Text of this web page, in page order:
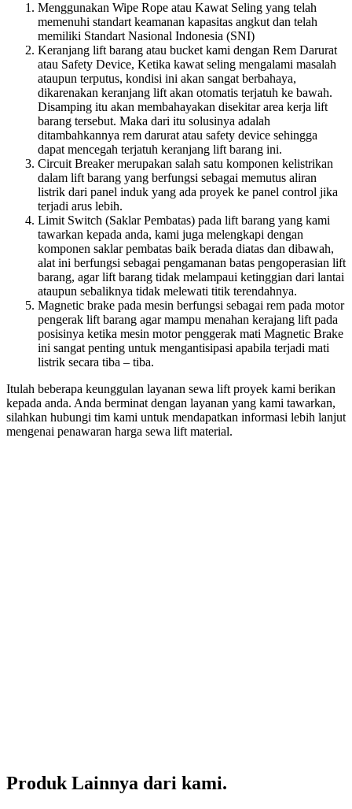
Menggunakan Wipe Rope atau Kawat Seling yang telah
memenuhi standart keamanan kapasitas angkut dan telah
memiliki Standart Nasional Indonesia (SNI)
Keranjang lift barang atau bucket kami dengan Rem Darurat
atau Safety Device, Ketika kawat seling mengalami masalah
ataupun terputus, kondisi ini akan sangat berbahaya,
dikarenakan keranjang lift akan otomatis terjatuh ke bawah.
Disamping itu akan membahayakan disekitar area kerja lift
barang tersebut. Maka dari itu solusinya adalah
ditambahkannya rem darurat atau safety device sehingga
dapat mencegah terjatuh keranjang lift barang ini.
Circuit Breaker merupakan salah satu komponen kelistrikan
dalam lift barang yang berfungsi sebagai memutus aliran
listrik dari panel induk yang ada proyek ke panel control jika
terjadi arus lebih.
Limit Switch (Saklar Pembatas) pada lift barang yang kami
tawarkan kepada anda, kami juga melengkapi dengan
komponen saklar pembatas baik berada diatas dan dibawah,
alat ini berfungsi sebagai pengamanan batas pengoperasian lift
barang, agar lift barang tidak melampaui ketinggian dari lantai
ataupun sebaliknya tidak melewati titik terendahnya.
Magnetic brake pada mesin berfungsi sebagai rem pada motor
pengerak lift barang agar mampu menahan kerajang lift pada
posisinya ketika mesin motor penggerak mati Magnetic Brake
ini sangat penting untuk mengantisipasi apabila terjadi mati
listrik secara tiba – tiba.
Itulah beberapa keunggulan layanan sewa lift proyek kami berikan
kepada anda. Anda berminat dengan layanan yang kami tawarkan,
silahkan hubungi tim kami untuk mendapatkan informasi lebih lanjut
mengenai penawaran harga sewa lift material.
Produk Lainnya dari kami.